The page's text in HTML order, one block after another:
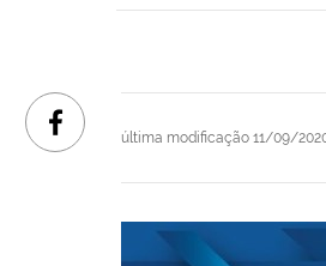
última modificação 11/09/